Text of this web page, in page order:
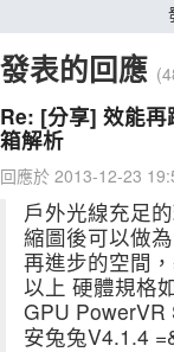
發表的回應
Re: [分享] 效能
箱解析
回應於 2013-12-23
戶外光線充足
縮圖後可以做
再進步的空間
以上 硬體規格
GPU PowerVR
安兔兔V4.1.4